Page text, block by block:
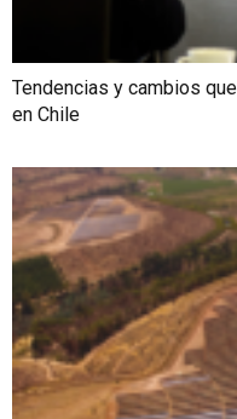
Tendencias y cambios
en Chile